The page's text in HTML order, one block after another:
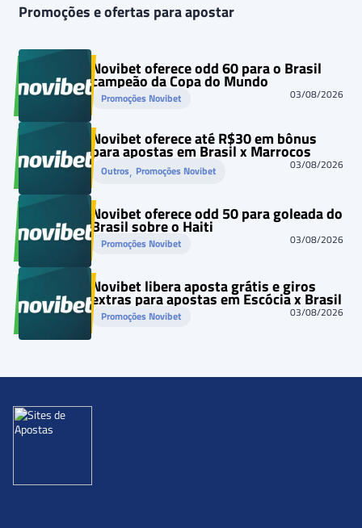
Promoções e ofertas para apostar
Novibet oferece odd 60 para o Brasil
campeão da Copa do Mundo
Promoções Novibet 03/08/2026
Novibet oferece até R$30 em bônus
para apostas em Brasil x Marrocos
Outros, Promoções Novibet 03/08/2026
Novibet oferece odd 50 para goleada do
Brasil sobre o Haiti
Promoções Novibet 03/08/2026
Novibet libera aposta grátis e giros
extras para apostas em Escócia x Brasil
Promoções Novibet 03/08/2026